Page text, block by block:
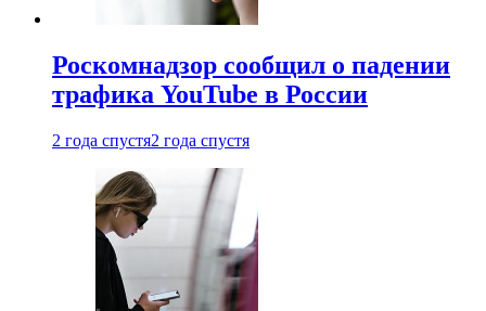
Роскомнадзор сообщил о падении
трафика YouTube в России
2 года спустя2 года спустя